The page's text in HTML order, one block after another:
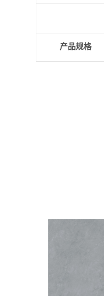
产品规格